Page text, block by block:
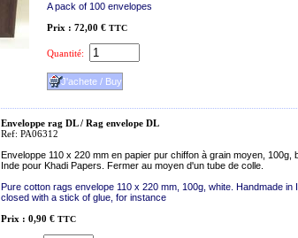
A pack of 100 envelopes
Prix : 72,00 € TTC
Quantité:
Enveloppe rag DL / Rag envelope DL
Ref: PA06312
Enveloppe 110 x 220 mm en papier pur chiffon à grain moyen, 100g,
Inde pour Khadi Papers. Fermer au moyen d'un tube de colle.
Pure cotton rags envelope 110 x 220 mm, 100g, white. Handmade in
closed with a stick of glue, for instance
Prix : 0,90 € TTC